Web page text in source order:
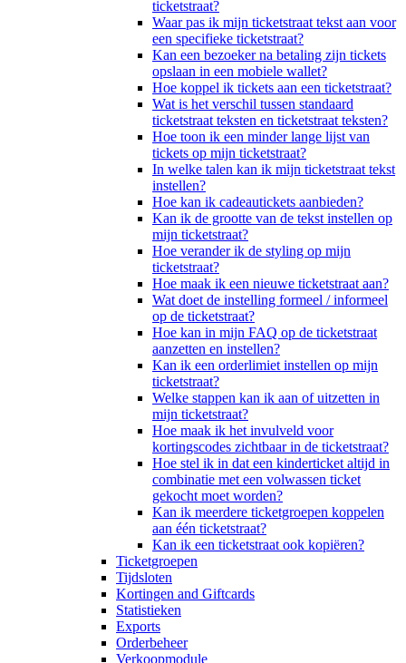
ticketstraat?
Waar pas ik mijn ticketstraat tekst aan voor
een specifieke ticketstraat?
Kan een bezoeker na betaling zijn tickets
opslaan in een mobiele wallet?
Hoe koppel ik tickets aan een ticketstraat?
Wat is het verschil tussen standaard
ticketstraat teksten en ticketstraat teksten?
Hoe toon ik een minder lange lijst van
tickets op mijn ticketstraat?
In welke talen kan ik mijn ticketstraat tekst
instellen?
Hoe kan ik cadeautickets aanbieden?
Kan ik de grootte van de tekst instellen op
mijn ticketstraat?
Hoe verander ik de styling op mijn
ticketstraat?
Hoe maak ik een nieuwe ticketstraat aan?
Wat doet de instelling formeel / informeel
op de ticketstraat?
Hoe kan in mijn FAQ op de ticketstraat
aanzetten en instellen?
Kan ik een orderlimiet instellen op mijn
ticketstraat?
Welke stappen kan ik aan of uitzetten in
mijn ticketstraat?
Hoe maak ik het invulveld voor
kortingscodes zichtbaar in de ticketstraat?
Hoe stel ik in dat een kinderticket altijd in
combinatie met een volwassen ticket
gekocht moet worden?
Kan ik meerdere ticketgroepen koppelen
aan één ticketstraat?
Kan ik een ticketstraat ook kopiëren?
Ticketgroepen
Tijdsloten
Kortingen and Giftcards
Statistieken
Exports
Orderbeheer
Verkoopmodule